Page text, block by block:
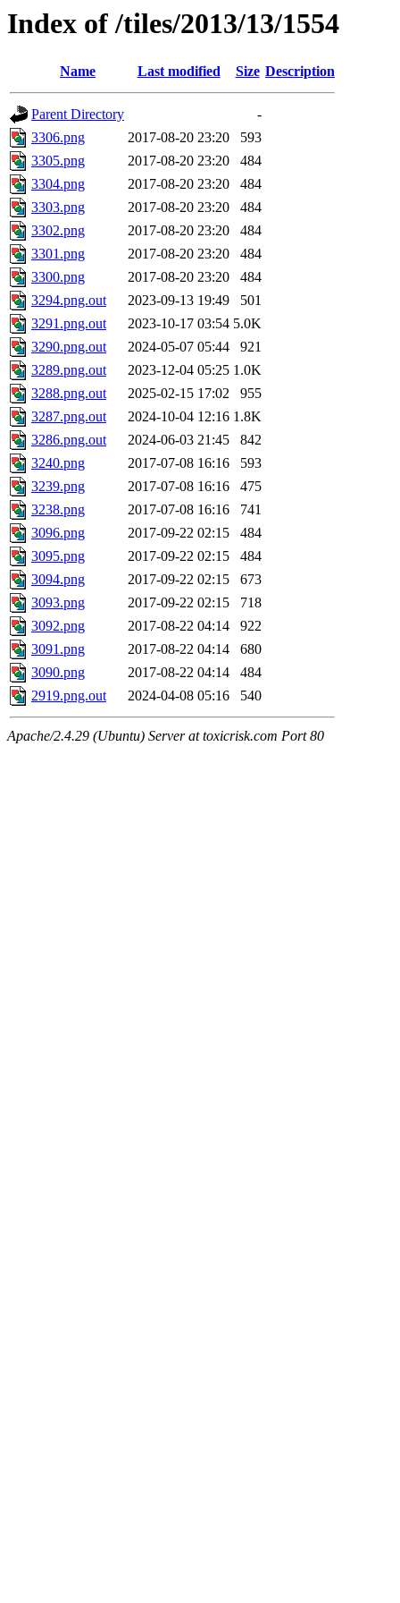
Index of /tiles/2013/13/1554
Name Last modified Size Description
Parent Directory
-
3306.png
2017-08-20 23:20
593
3305.png
2017-08-20 23:20
484
3304.png
2017-08-20 23:20
484
3303.png
2017-08-20 23:20
484
3302.png
2017-08-20 23:20
484
3301.png
2017-08-20 23:20
484
3300.png
2017-08-20 23:20
484
3294.png.out
2023-09-13 19:49
501
3291.png.out
2023-10-17 03:54 5.0K
3290.png.out
2024-05-07 05:44
921
3289.png.out
2023-12-04 05:25 1.0K
3288.png.out
2025-02-15 17:02
955
3287.png.out
2024-10-04 12:16 1.8K
3286.png.out
2024-06-03 21:45
842
3240.png
2017-07-08 16:16
593
3239.png
2017-07-08 16:16
475
3238.png
2017-07-08 16:16
741
3096.png
2017-09-22 02:15
484
3095.png
2017-09-22 02:15
484
3094.png
2017-09-22 02:15
673
3093.png
2017-09-22 02:15
718
3092.png
2017-08-22 04:14
922
3091.png
2017-08-22 04:14
680
3090.png
2017-08-22 04:14
484
2919.png.out
2024-04-08 05:16 540
Apache/2.4.29 (Ubuntu) Server at toxicrisk.com Port 80